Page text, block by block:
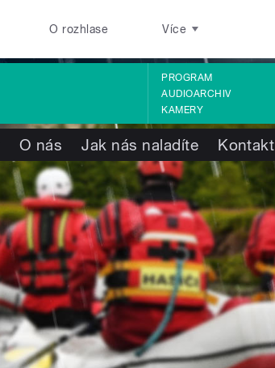
O rozhlase Více
PROGRAM
AUDIOARCHIV
KAMERY
O nás Jak nás naladíte Kontakt